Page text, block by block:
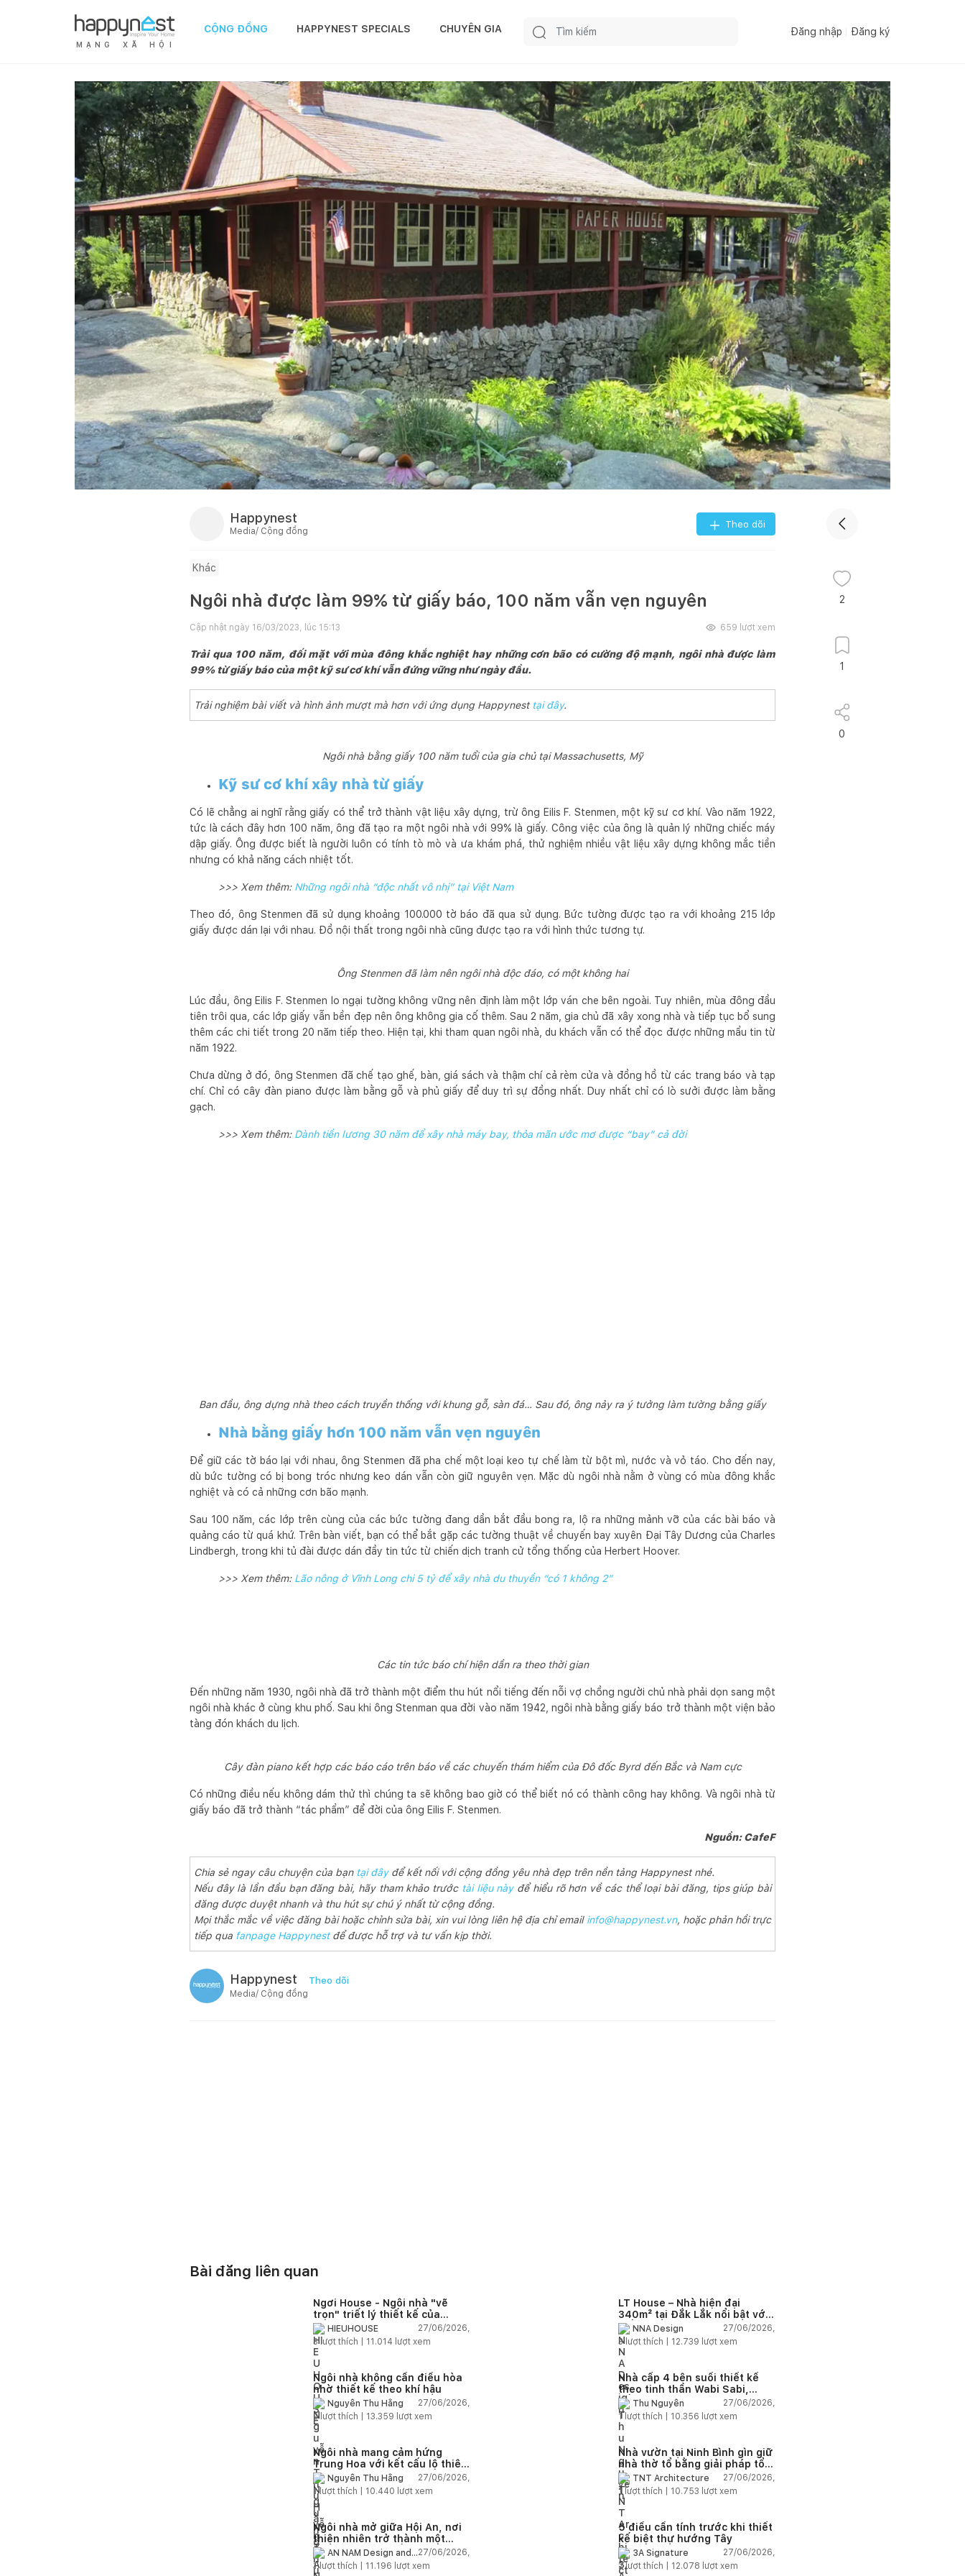
M Ạ N G X Ã H Ộ I
CỘNG ĐỒNG HAPPYNEST SPECIALS CHUYÊN GIA Đăng nhập Đăng ký
Happynest
Media/ Cộng đồng
Theo dõi
Khác
Ngôi nhà được làm 99% từ giấy báo, 100 năm vẫn vẹn nguyên
Cập nhật ngày 16/03/2023, lúc 15:13 659 lượt xem
Trải qua 100 năm, đối mặt với mùa đông khắc nghiệt hay những cơn bão có cường độ mạnh, ngôi nhà được làm
99% từ giấy báo của một kỹ sư cơ khí vẫn đứng vững như ngày đầu.
Trải nghiệm bài viết và hình ảnh mượt mà hơn với ứng dụng Happynest tại đây.
Ngôi nhà bằng giấy 100 năm tuổi của gia chủ tại Massachusetts, Mỹ
Kỹ sư cơ khí xây nhà từ giấy
Có lẽ chẳng ai nghĩ rằng giấy có thể trở thành vật liệu xây dựng, trừ ông Eilis F. Stenmen, một kỹ sư cơ khí. Vào năm 1922,
tức là cách đây hơn 100 năm, ông đã tạo ra một ngôi nhà với 99% là giấy. Công việc của ông là quản lý những chiếc máy
dập giấy. Ông được biết là người luôn có tính tò mò và ưa khám phá, thử nghiệm nhiều vật liệu xây dựng không mắc tiền
nhưng có khả năng cách nhiệt tốt.
>>> Xem thêm: Những ngôi nhà “độc nhất vô nhị” tại Việt Nam
Theo đó, ông Stenmen đã sử dụng khoảng 100.000 tờ báo đã qua sử dụng. Bức tường được tạo ra với khoảng 215 lớp
giấy được dán lại với nhau. Đồ nội thất trong ngôi nhà cũng được tạo ra với hình thức tương tự.
Ông Stenmen đã làm nên ngôi nhà độc đáo, có một không hai
Lúc đầu, ông Eilis F. Stenmen lo ngại tường không vững nên định làm một lớp ván che bên ngoài. Tuy nhiên, mùa đông đầu
tiên trôi qua, các lớp giấy vẫn bền đẹp nên ông không gia cố thêm. Sau 2 năm, gia chủ đã xây xong nhà và tiếp tục bổ sung
thêm các chi tiết trong 20 năm tiếp theo. Hiện tại, khi tham quan ngôi nhà, du khách vẫn có thể đọc được những mẩu tin từ
năm 1922.
Chưa dừng ở đó, ông Stenmen đã chế tạo ghế, bàn, giá sách và thậm chí cả rèm cửa và đồng hồ từ các trang báo và tạp
chí. Chỉ có cây đàn piano được làm bằng gỗ và phủ giấy để duy trì sự đồng nhất. Duy nhất chỉ có lò sưởi được làm bằng
gạch.
>>> Xem thêm: Dành tiền lương 30 năm để xây nhà máy bay, thỏa mãn ước mơ được “bay” cả đời
Ban đầu, ông dựng nhà theo cách truyền thống với khung gỗ, sàn đá… Sau đó, ông nảy ra ý tưởng làm tường bằng giấy
Nhà bằng giấy hơn 100 năm vẫn vẹn nguyên
Để giữ các tờ báo lại với nhau, ông Stenmen đã pha chế một loại keo tự chế làm từ bột mì, nước và vỏ táo. Cho đến nay,
dù bức tường có bị bong tróc nhưng keo dán vẫn còn giữ nguyên vẹn. Mặc dù ngôi nhà nằm ở vùng có mùa đông khắc
nghiệt và có cả những cơn bão mạnh.
Sau 100 năm, các lớp trên cùng của các bức tường đang dần bắt đầu bong ra, lộ ra những mảnh vỡ của các bài báo và
quảng cáo từ quá khứ. Trên bàn viết, bạn có thể bắt gặp các tường thuật về chuyến bay xuyên Đại Tây Dương của Charles
Lindbergh, trong khi tủ đài được dán đầy tin tức từ chiến dịch tranh cử tổng thống của Herbert Hoover.
>>> Xem thêm: Lão nông ở Vĩnh Long chi 5 tỷ để xây nhà du thuyền “có 1 không 2”
Các tin tức báo chí hiện dần ra theo thời gian
Đến những năm 1930, ngôi nhà đã trở thành một điểm thu hút nổi tiếng đến nỗi vợ chồng người chủ nhà phải dọn sang một
ngôi nhà khác ở cùng khu phố. Sau khi ông Stenman qua đời vào năm 1942, ngôi nhà bằng giấy báo trở thành một viện bảo
tàng đón khách du lịch.
Cây đàn piano kết hợp các báo cáo trên báo về các chuyến thám hiểm của Đô đốc Byrd đến Bắc và Nam cực
Có những điều nếu không dám thử thì chúng ta sẽ không bao giờ có thể biết nó có thành công hay không. Và ngôi nhà từ
giấy báo đã trở thành “tác phẩm” để đời của ông Eilis F. Stenmen.
Nguồn: CafeF
Chia sẻ ngay câu chuyện của bạn tại đâyđể kết nối với cộng đồng yêu nhà đẹp trên nền tảng Happynest nhé.
Nếu đây là lần đầu bạn đăng bài, hãy tham khảo trướctài liệu nàyđể hiểu rõ hơn về các thể loại bài đăng, tips giúp bài
đăng được duyệt nhanh và thu hút sự chú ý nhất từ cộng đồng.
Mọi thắc mắc về việc đăng bài hoặc chỉnh sửa bài, xin vui lòng liên hệ địa chỉ email info@happynest.vn, hoặc phản hồi trực
tiếp qua fanpage Happynestđể được hỗ trợ và tư vấn kịp thời.
Happynest Theo dõi
Media/ Cộng đồng
Bài đăng liên quan
Ngơi House - Ngôi nhà "vẽ
trọn" triết lý thiết kế của
HIEUHOUSE
HIEUHOUSE
27/06/2026,
3lượt thích | 11.014 lượt xem
LT House – Nhà hiện đại
340m² tại Đắk Lắk nổi bật với
kiến trúc mở và hệ sân vườn
kết nối thiên nhiên
NNA Design
27/06/2026,
3lượt thích | 12.739 lượt xem
Ngôi nhà không cần điều hòa
nhờ thiết kế theo khí hậu
Nguyễn Thu Hằng
27/06/2026,
2lượt thích | 13.359 lượt xem
Nhà cấp 4 bên suối thiết kế
theo tinh thần Wabi Sabi,
sống chậm giữa thiên nhiên
Thu Nguyễn
27/06/2026,
1 lượt thích | 10.356 lượt xem
Ngôi nhà mang cảm hứng
Trung Hoa với kết cấu lộ thiên
hiện đại
Nguyễn Thu Hằng
27/06/2026,
1lượt thích | 10.440 lượt xem
Nhà vườn tại Ninh Bình gìn giữ
nhà thờ tổ bằng giải pháp tổ
chức lại không gian
TNT Architecture
27/06/2026,
1lượt thích | 10.753 lượt xem
Ngôi nhà mở giữa Hội An, nơi
thiên nhiên trở thành một
phần của cuộc sống
AN NAM Design and
Build
27/06/2026,
1lượt thích | 11.196 lượt xem
5 điều cần tính trước khi thiết
kế biệt thự hướng Tây
3A Signature
27/06/2026,
2lượt thích | 12.078 lượt xem
2
1
0